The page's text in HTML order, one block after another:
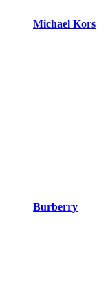
Michael Kors
Burberry